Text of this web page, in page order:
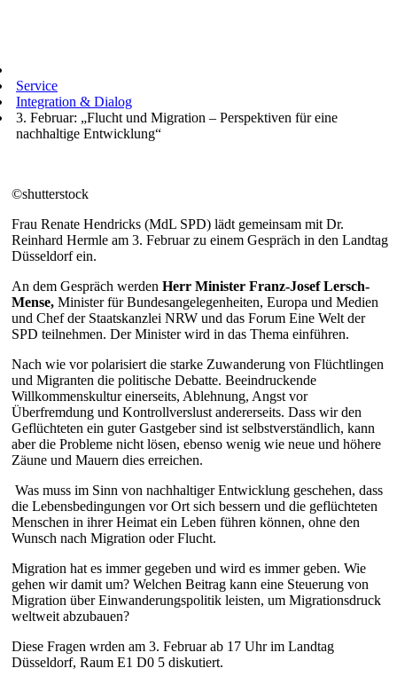
Service
Integration & Dialog
3. Februar: „Flucht und Migration – Perspektiven für eine
nachhaltige Entwicklung“
©shutterstock
Frau Renate Hendricks (MdL SPD) lädt gemeinsam mit Dr.
Reinhard Hermle am 3. Februar zu einem Gespräch in den Landtag
Düsseldorf ein.
An dem Gespräch werden Herr Minister Franz-Josef Lersch-
Mense, Minister für Bundesangelegenheiten, Europa und Medien
und Chef der Staatskanzlei NRW und das Forum Eine Welt der
SPD teilnehmen. Der Minister wird in das Thema einführen.
Nach wie vor polarisiert die starke Zuwanderung von Flüchtlingen
und Migranten die politische Debatte. Beeindruckende
Willkommenskultur einerseits, Ablehnung, Angst vor
Überfremdung und Kontrollverslust andererseits. Dass wir den
Geflüchteten ein guter Gastgeber sind ist selbstverständlich, kann
aber die Probleme nicht lösen, ebenso wenig wie neue und höhere
Zäune und Mauern dies erreichen.
Was muss im Sinn von nachhaltiger Entwicklung geschehen, dass
die Lebensbedingungen vor Ort sich bessern und die geflüchteten
Menschen in ihrer Heimat ein Leben führen können, ohne den
Wunsch nach Migration oder Flucht.
Migration hat es immer gegeben und wird es immer geben. Wie
gehen wir damit um? Welchen Beitrag kann eine Steuerung von
Migration über Einwanderungspolitik leisten, um Migrationsdruck
weltweit abzubauen?
Diese Fragen wrden am 3. Februar ab 17 Uhr im Landtag
Düsseldorf, Raum E1 D0 5 diskutiert.